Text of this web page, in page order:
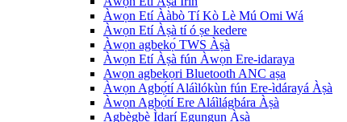
Àwọn Etí Ààbò Tí Kò Lè Mú Omi Wá
Àwọn Etí Àṣà tí ó ṣe kedere
Àwọn agbekọ́ TWS Àṣà
Àwọn Etí Àṣà fún Àwọn Ere-idaraya
Awọn agbekọri Bluetooth ANC aṣa
Àwọn Agbọ́tí Aláìlókùn fún Ere-ìdárayá Àṣà
Àwọn Agbọ́tí Ere Aláìlágbára Àṣà
Agbègbè Ìdarí Egungun Àṣà